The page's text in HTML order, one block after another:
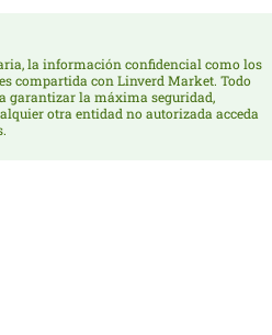
la información confidencial como los
compartida con Linverd Market. Todo
garantizar la máxima seguridad,
otra entidad no autorizada acceda